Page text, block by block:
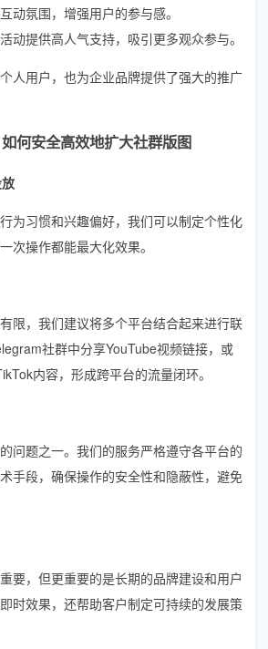
动氛围，增强用户的参与感。
动提供高人气支持，吸引更多观众参与。
人用户，也为企业品牌提供了强大的推广
何安全高效地扩大社群版图
为习惯和兴趣偏好，我们可以制定个性化
次操作都能最大化效果。
限，我们建议将多个平台结合起来进行联
社群中分享YouTube视频链接，或
内容，形成跨平台的流量闭环。
问题之一。我们的服务严格遵守各平台的
手段，确保操作的安全性和隐蔽性，避免
要，但更重要的是长期的品牌建设和用户
时效果，还帮助客户制定可持续的发展策